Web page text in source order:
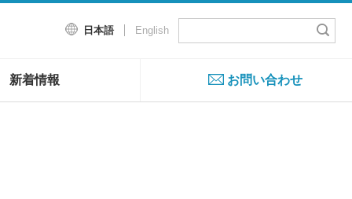
日本語 English
新着情報 お問い合わせ